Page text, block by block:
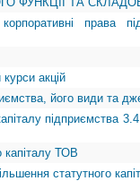
права
акцій
його види та
підприємства
капіталу ТОВ
статутного